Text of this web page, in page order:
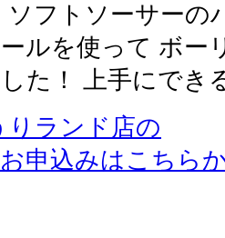
フトソーサーの
ルを使って ボー
た！ 上手にでき
りランド店の
申込みはこちら